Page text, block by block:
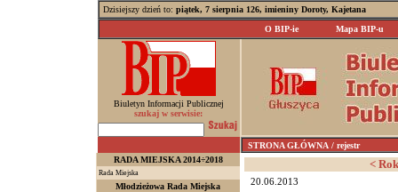
Dzisiejszy dzień to: piątek, 7 sierpnia 126, imieniny Doroty, Kajetana
O BIP-ie
Mapa BIP-u
Biuletyn Informacji Publicznej
szukaj w serwisie:
STRONA GŁÓWNA / rejestr
RADA MIEJSKA 2014÷2018
Rada Miejska
Młodzieżowa Rada Miejska
<
20.06.2013